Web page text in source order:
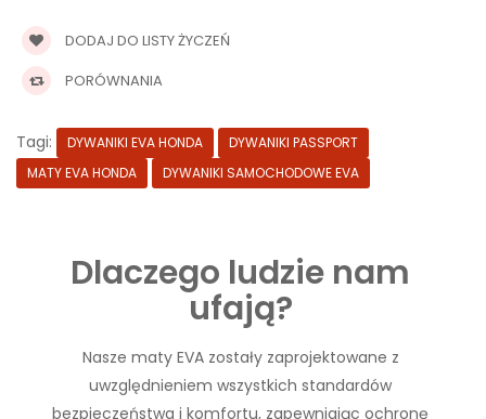
DODAJ DO LISTY ŻYCZEŃ
PORÓWNANIA
Tagi: DYWANIKI EVA HONDA
DYWANIKI PASSPORT
MATY EVA HONDA
DYWANIKI SAMOCHODOWE EVA
Dlaczego ludzie nam
ufają?
Nasze maty EVA zostały zaprojektowane z
uwzględnieniem wszystkich standardów
bezpieczeństwa i komfortu, zapewniając ochronę